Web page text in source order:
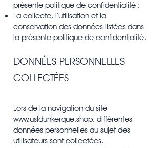
présente politique de confidentialité ;
La collecte, l’utilisation et la
conservation des données listées dans
la présente politique de confidentialité.
DONNÉES PERSONNELLES
COLLECTÉES
Lors de la navigation du site
www.usldunkerque.shop, différentes
données personnelles au sujet des
utilisateurs sont collectées.